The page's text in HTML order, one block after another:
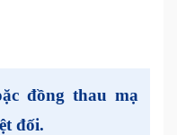
đồng thau mạ
đối.